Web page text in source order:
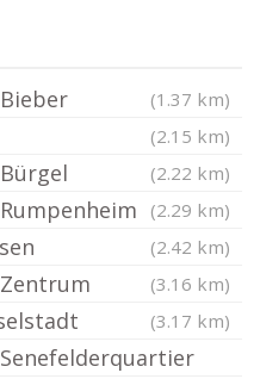
(1.37 km)
(2.15 km)
(2.22 km)
(2.29 km)
(2.42 km)
(3.16 km)
(3.17 km)